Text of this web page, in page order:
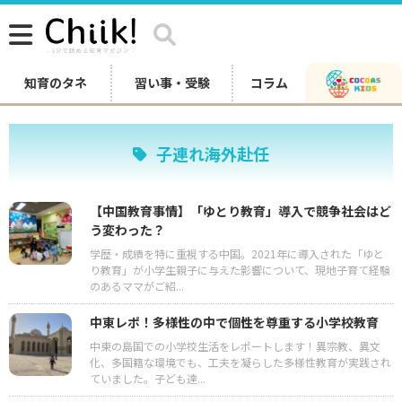
知育のタネ 習い事・受験 コラム
子連れ海外赴任
【中国教育事情】「ゆとり教育」導入で競争社会はど
う変わった？
学歴・成績を特に重視する中国。2021年に導入された「ゆと
り教育」が小学生親子に与えた影響について、現地子育て経験
のあるママがご紹...
中東レポ！多様性の中で個性を尊重する小学校教育
中東の島国での小学校生活をレポートします！異宗教、異文
化、多国籍な環境でも、工夫を凝らした多様性教育が実践され
ていました。子ども達...